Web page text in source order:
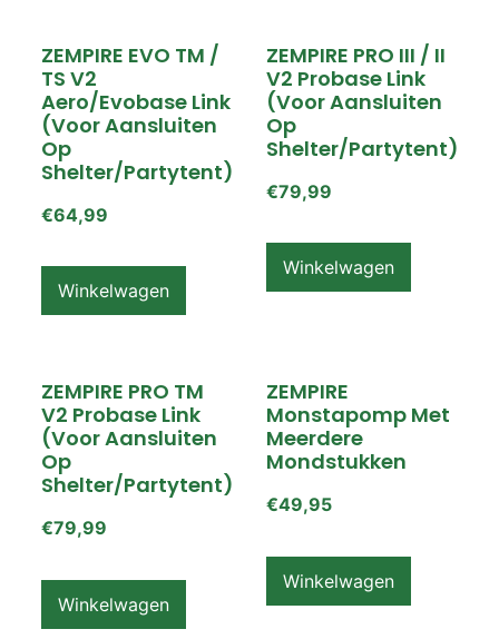
ZEMPIRE EVO TM /
TS V2
Aero/Evobase Link
(voor Aansluiten
Op
Shelter/partytent)
€64,99
Winkelwagen
ZEMPIRE PRO III / II
V2 Probase Link
(voor Aansluiten
Op
Shelter/partytent)
€79,99
Winkelwagen
ZEMPIRE PRO TM
V2 Probase Link
(voor Aansluiten
Op
Shelter/partytent)
€79,99
Winkelwagen
ZEMPIRE
Monstapomp Met
Meerdere
Mondstukken
€49,95
Winkelwagen